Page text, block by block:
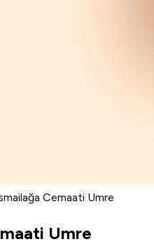
Cemaati Umre
Umre